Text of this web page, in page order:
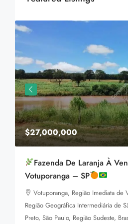
$27,000,000
Fazenda De Laranja À
Votuporanga – SP
Votuporanga, Região Imediata de
Região Geográfica Intermediária de
Preto, São Paulo, Região Sudeste,